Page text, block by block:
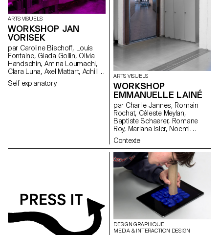
complète sera présentée et
mise en vente lors d’une soirée
exclusive le 15 décembre 2023
à la Rasude à Lausanne.
ARTS VISUELS
WORKSHOP JAN
VORISEK
par Caroline Bischoff, Louis
Fontaine, Giada Gollin, Olivia
Handschin, Amina Loumachi,
Clara Luna, Axel Mattart, Achille
Meier, Charlie Schär, Jamie
Soria, Nayla Younes, Mayalène
Self explanatory
ARTS VISUELS
WORKSHOP
EMMANUELLE LAINÉ
par Charlie Jannes, Romain
Rochat, Céleste Meylan,
Baptiste Schaerer, Romane
Roy, Mariana Isler, Noemi
Leneman, Anna Kawahara, Tom
Grbic, Julie Wuhrmann
Contexte
DESIGN GRAPHIQUE
MEDIA & INTERACTION DESIGN